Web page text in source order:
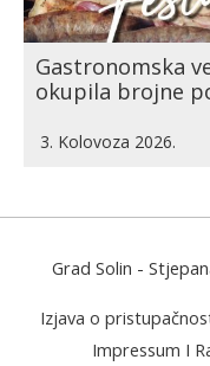
Gastronomska
okupila brojne
3. Kolovoza 2026.
Grad Solin -
Izjava o
Impressum I